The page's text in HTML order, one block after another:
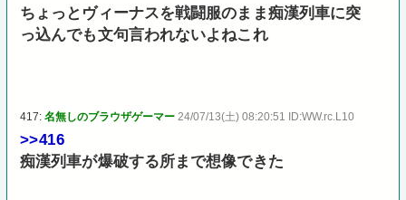
ちょっとヴィーナスを戦闘服のまま痴漢列車に突
っ込んでも文句言われないよねこれ
417:名無しのブラウザゲーマー 24/07/13(土) 08:20:51 ID:WW.rc.L10
>>416
痴漢列車が爆破する所まで想像できた